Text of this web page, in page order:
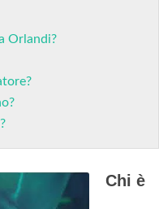
Orlandi?
Chi è